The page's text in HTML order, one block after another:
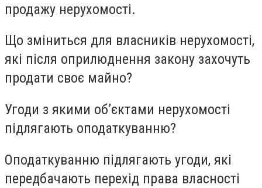
продажу нерухомості.
Що зміниться для власників нерухомості,
які після оприлюднення закону захочуть
продати своє майно?
Угоди з якими обʼєктами нерухомості
підлягають оподаткуванню?
Оподаткуванню підлягають угоди, які
передбачають перехід права власності